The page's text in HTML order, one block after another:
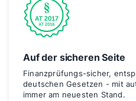
Auf der sicheren Seite
Finanzprüfungs-sicher,
deutschen Gesetzen - mit
immer am neuesten Stand.